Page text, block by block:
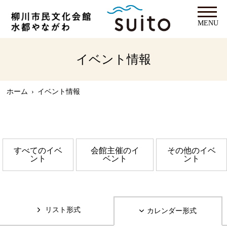
MENU
イベント情報
ホーム › イベント情報
すべてのイベ
ント
会館主催のイ
ベント
その他のイベ
ント
リスト形式 カレンダー形式